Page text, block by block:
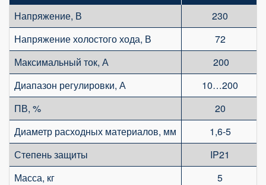
Напряжение, В
230
Напряжение холостого хода, В
72
Максимальный ток, А
200
Диапазон регулировки, А
10…200
ПВ, %
20
Диаметр расходных материалов, мм
1,6-5
Степень защиты
IP21
Масса, кг
5